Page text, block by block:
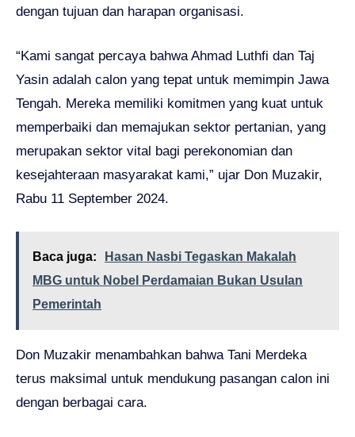
dengan tujuan dan harapan organisasi.
“Kami sangat percaya bahwa Ahmad Luthfi dan Taj
Yasin adalah calon yang tepat untuk memimpin Jawa
Tengah. Mereka memiliki komitmen yang kuat untuk
memperbaiki dan memajukan sektor pertanian, yang
merupakan sektor vital bagi perekonomian dan
kesejahteraan masyarakat kami,” ujar Don Muzakir,
Rabu 11 September 2024.
Baca juga:
Hasan Nasbi Tegaskan Makalah
MBG untuk Nobel Perdamaian Bukan Usulan
Pemerintah
Don Muzakir menambahkan bahwa Tani Merdeka
terus maksimal untuk mendukung pasangan calon ini
dengan berbagai cara.